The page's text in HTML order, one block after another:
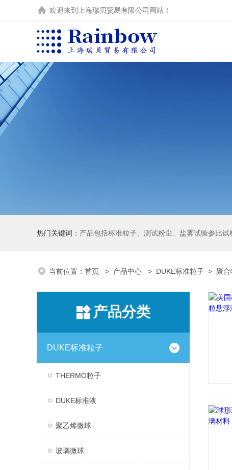
欢迎来到 上海瑞贝贸易有限公司 网站！
热门关键词： 产品包括标准粒子、测试粉尘、盐雾试验参比试
当前位置： 首页 > 产品中心 > DUKE标准粒子 > 聚合
产品分类
DUKE标准粒子
THERMO粒子
DUKE标准液
聚乙烯微球
玻璃微球